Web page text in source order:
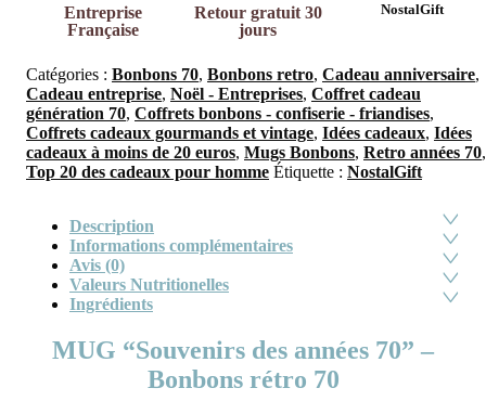
Entreprise
Française
Retour gratuit 30
jours
NostalGift
Catégories : Bonbons 70, Bonbons retro, Cadeau anniversaire,
Cadeau entreprise, Noël - Entreprises, Coffret cadeau
génération 70, Coffrets bonbons - confiserie - friandises,
Coffrets cadeaux gourmands et vintage, Idées cadeaux, Idées
cadeaux à moins de 20 euros, Mugs Bonbons, Retro années 70,
Top 20 des cadeaux pour homme Étiquette : NostalGift
Description
Informations complémentaires
Avis (0)
Valeurs Nutritionelles
Ingrédients
MUG “Souvenirs des années 70” –
Bonbons rétro 70